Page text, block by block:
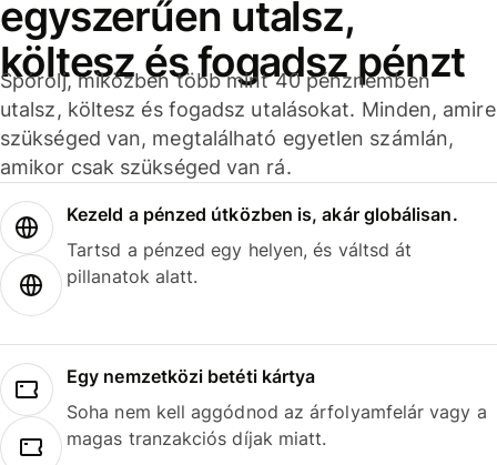
egyszerűen utalsz,
költesz és fogadsz pénzt
Spórolj, miközben több mint 40 pénznemben
utalsz, költesz és fogadsz utalásokat. Minden, amire
szükséged van, megtalálható egyetlen számlán,
amikor csak szükséged van rá.
Kezeld a pénzed útközben is, akár globálisan.
Tartsd a pénzed egy helyen, és váltsd át
pillanatok alatt.
Egy nemzetközi betéti kártya
Soha nem kell aggódnod az árfolyamfelár vagy a
magas tranzakciós díjak miatt.